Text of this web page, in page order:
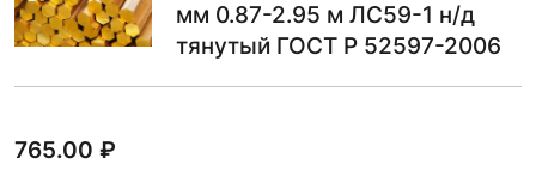
мм 0.87-2.95 м ЛС59-1 н/д
тянутый ГОСТ Р 52597-2006
765.00 ₽